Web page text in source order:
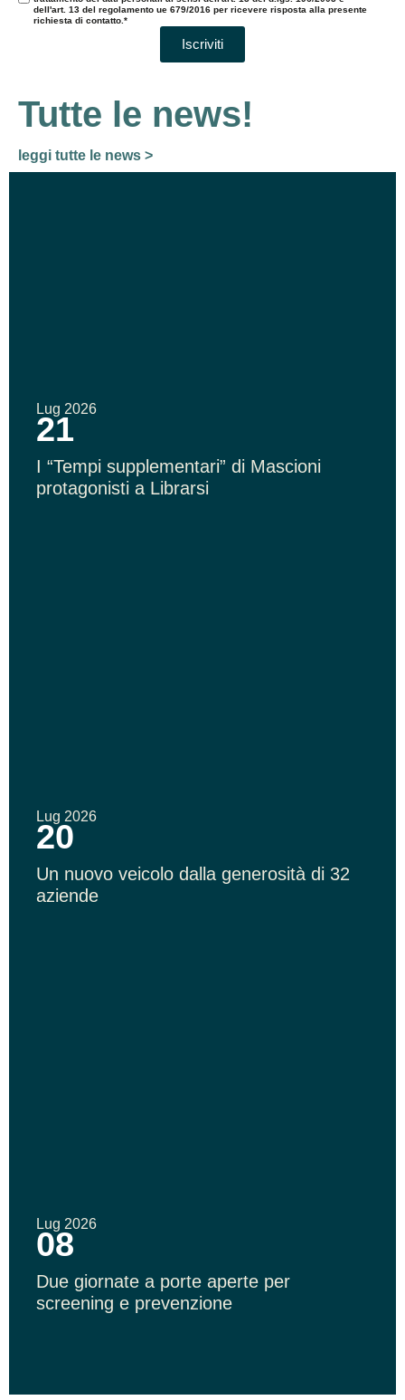
dell'art. 13 del regolamento ue 679/2016 per ricevere risposta alla presente
richiesta di contatto.*
Iscriviti
Tutte le news!
leggi tutte le news >
Lug 2026
21
I “Tempi supplementari” di Mascioni
protagonisti a Librarsi
Lug 2026
20
Un nuovo veicolo dalla generosità di 32
aziende
Lug 2026
08
Due giornate a porte aperte per
screening e prevenzione